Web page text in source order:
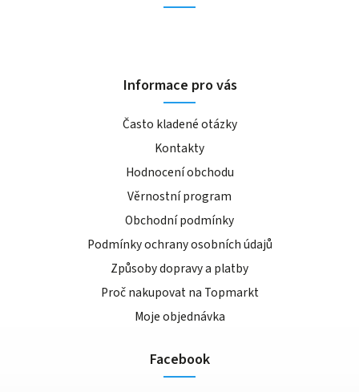
Informace pro vás
Často kladené otázky
Kontakty
Hodnocení obchodu
Věrnostní program
Obchodní podmínky
Podmínky ochrany osobních údajů
Způsoby dopravy a platby
Proč nakupovat na Topmarkt
Moje objednávka
Facebook